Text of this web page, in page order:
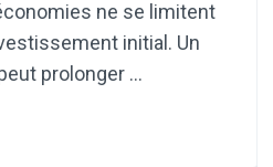
ne se limitent
initial. Un
prolonger …